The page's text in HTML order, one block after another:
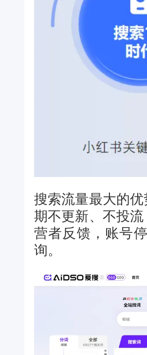
搜索流量最大的优
期不更新、不投
营者反馈，账号
询。